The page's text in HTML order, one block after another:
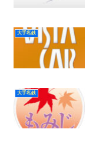
大手私鉄
大手私鉄